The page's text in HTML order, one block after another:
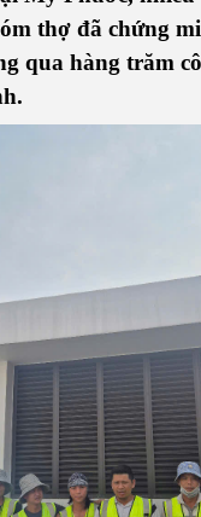
thợ đã chứng
qua hàng trăm